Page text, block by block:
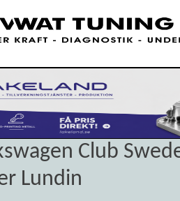
Club
Lundin